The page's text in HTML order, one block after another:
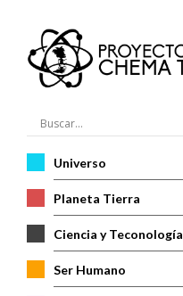
Universo
Planeta Tierra
Ciencia y Teconología
Ser Humano